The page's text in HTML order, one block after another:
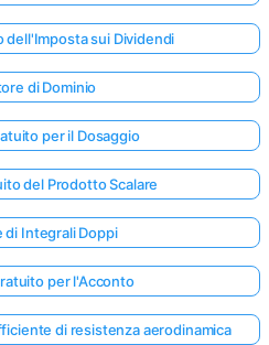
dell'Imposta sui Dividendi
di Dominio
per il Dosaggio
del Prodotto Scalare
di Integrali Doppi
per l'Acconto
di resistenza aerodinamica